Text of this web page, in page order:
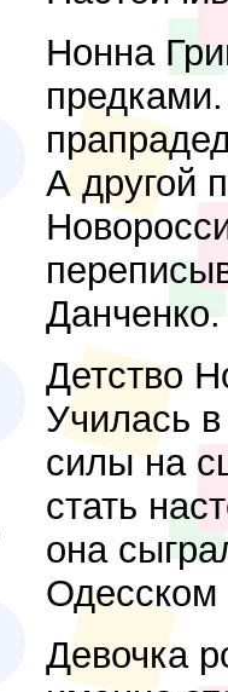
Нонна
А другой
Данченко.
Детство
Училась
силы на
стать
она
Одесском
Девочка